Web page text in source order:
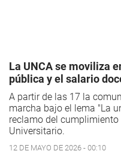
La UNCA se moviliza
pública y el salario
A partir de las 17 la
marcha bajo el lema "La
reclamo del
Universitario.
12 DE MAYO DE 2026 - 00:10